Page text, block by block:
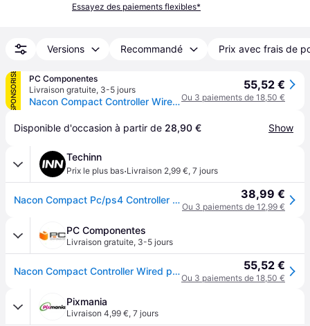
Essayez des paiements flexibles*
Versions Recommandé Prix avec frais de
SPONSORISÉ
PC Componentes
Livraison gratuite, 3-5 jours
Nacon Compact Controller Wired pour PS4/PC Gris
55,52 €
Ou 3 paiements de 18,50 €
Disponible d'occasion à partir de 28,90 € Show
Techinn
Prix le plus bas·Livraison 2,99 €, 7 jours
Nacon Compact Pc/ps4 Controller Gris 38,99 €
Ou 3 paiements de 12,99 €
PC Componentes
Livraison gratuite, 3-5 jours
Nacon Compact Controller Wired pour PS4/PC Gris 55,52 €
Ou 3 paiements de 18,50 €
Pixmania
Livraison 4,99 €, 7 jours